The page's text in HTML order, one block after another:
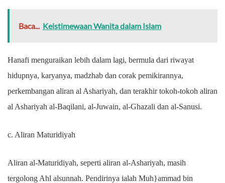
Baca... Keistimewaan Wanita dalam Islam
Hanafi menguraikan lebih dalam lagi, bermula dari riwayat
hidupnya, karyanya, madzhab dan corak pemikirannya,
perkembangan aliran al Ashariyah, dan terakhir tokoh-tokoh aliran
al Ashariyah al-Baqilani, al-Juwain, al-Ghazali dan al-Sanusi.
c. Aliran Maturidiyah
Aliran al-Maturidiyah, seperti aliran al-Ashariyah, masih
tergolong Ahl alsunnah. Pendirinya ialah Muh}ammad bin